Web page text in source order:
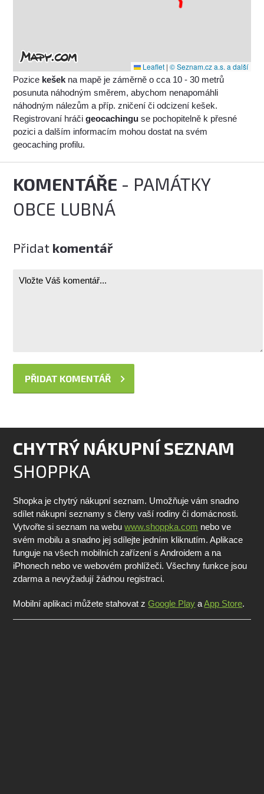
Leaflet | © Seznam.cz a.s. a další
Pozice kešek na mapě je záměrně o cca 10 - 30 metrů
posunuta náhodným směrem, abychom nenapomáhli
náhodným nálezům a příp. zničení či odcizení kešek.
Registrovaní hráčigeocachingu se pochopitelně k přesné
pozici a dalším informacím mohou dostat na svém
geocaching profilu.
KOMENTÁŘE - PAMÁTKY
OBCE LUBNÁ
Přidat komentář
CHYTRÝ NÁKUPNÍ SEZNAM
SHOPPKA
Shopka je chytrý nákupní seznam. Umožňuje vám snadno
sdílet nákupní seznamy s členy vaší rodiny či domácnosti.
Vytvořte si seznam na webuwww.shoppka.com nebo ve
svém mobilu a snadno jej sdílejte jedním kliknutím. Aplikace
funguje na všech mobilních zařízení s Androidem a na
iPhonech nebo ve webovém prohlížeči. Všechny funkce jsou
zdarma a nevyžadují žádnou registraci.
Mobilní aplikaci můžete stahovat zGoogle Play aApp Store.